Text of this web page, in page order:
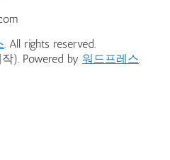
. All rights reserved.
). Powered by 워드프레스.